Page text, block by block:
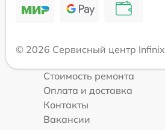
© 2026 Сервисный центр Infinix
Стоимость ремонта
Оплата и доставка
Контакты
Вакансии